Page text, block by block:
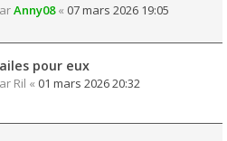
Anny08« 07 mars 2026 19:05
pour eux
Ril « 01 mars 2026 20:32